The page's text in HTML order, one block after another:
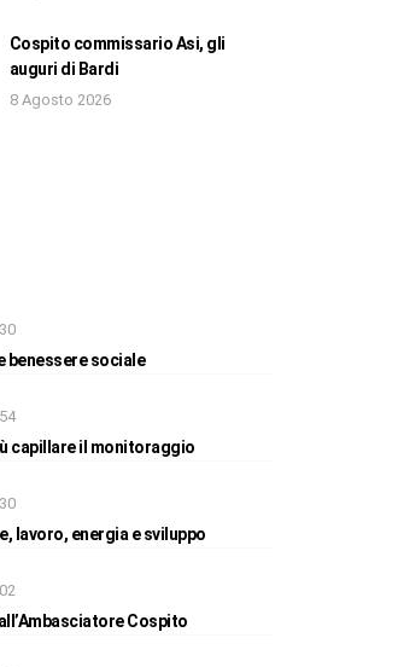
Cospito commissario Asi, gli
auguri di Bardi
8 Agosto 2026
benessere sociale
capillare il monitoraggio
lavoro, energia e sviluppo
Cospito